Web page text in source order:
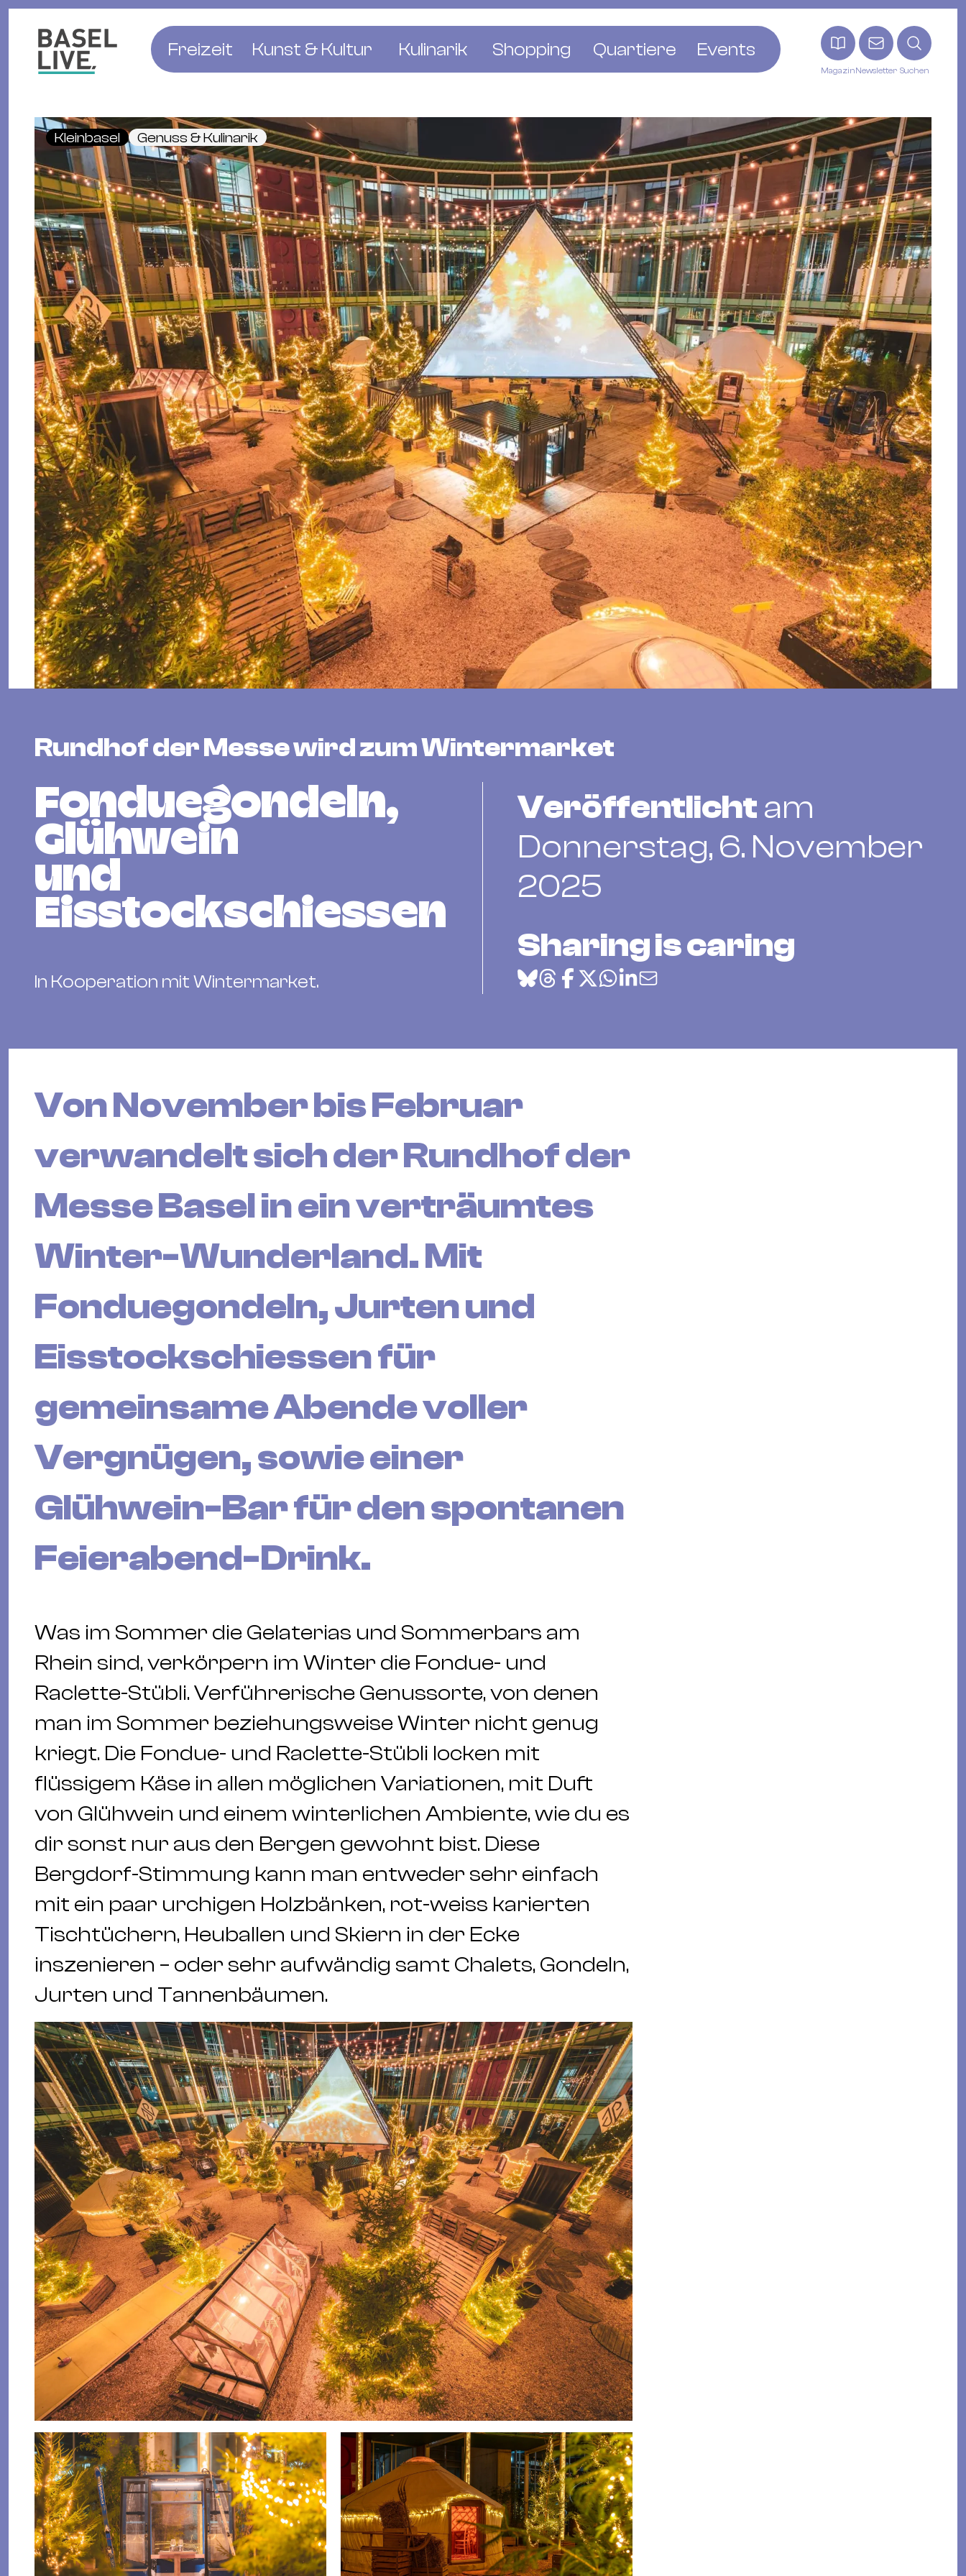
MagazinNewsletter Suchen
Freizeit
Club & Party
Familie & Kinder
Kino & Film
Hotels
Natur & Parks
Kunst & Kultur
Theater
Galerien & Ausstellungen
Literatur & Bücher
Kulinarik
Bars & Pubs
Cafés & Tea Rooms
Bäckereien & Konditoreien
Shopping
Concept Stores
Wohnen & Leben
Schmuck & Uhren
Blumen & Pflanzen
Quartiere
Bachletten
Gundeldingen
Kleinbasel
Klybeck
St. Johann
Wettstein
Events
Kleinbasel Genuss & Kulinarik
Rundhof der Messe wird zum Wintermarket
Fonduegondeln,
Glühwein
und
Eisstockschiessen
In Kooperation mit Wintermarket.
Veröffentlicht am
Donnerstag, 6. November
2025
Sharing is caring
Von November bis Februar
verwandelt sich der Rundhof der
Messe Basel in ein verträumtes
Winter-Wunderland. Mit
Fonduegondeln, Jurten und
Eisstockschiessen für
gemeinsame Abende voller
Vergnügen, sowie einer
Glühwein-Bar für den spontanen
Feierabend-Drink.
Was im Sommer die Gelaterias und Sommerbars am
Rhein sind, verkörpern im Winter die Fondue- und
Raclette-Stübli. Verführerische Genussorte, von denen
man im Sommer beziehungsweise Winter nicht genug
kriegt. Die Fondue- und Raclette-Stübli locken mit
flüssigem Käse in allen möglichen Variationen, mit Duft
von Glühwein und einem winterlichen Ambiente, wie du es
dir sonst nur aus den Bergen gewohnt bist. Diese
Bergdorf-Stimmung kann man entweder sehr einfach
mit ein paar urchigen Holzbänken, rot-weiss karierten
Tischtüchern, Heuballen und Skiern in der Ecke
inszenieren – oder sehr aufwändig samt Chalets, Gondeln,
Jurten und Tannenbäumen.